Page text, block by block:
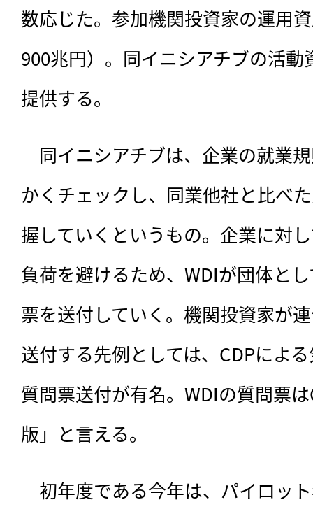
数応じた。参加機関投資家の運用
900兆円）。同イニシアチブの活
提供する。
同イニシアチブは、企業の就業
かくチェックし、同業他社と比べ
握していくというもの。企業に対
負荷を避けるため、WDIが団体と
票を送付していく。機関投資家が
送付する先例としては、CDPによ
質問票送付が有名。WDIの質問票
版」と言える。
初年度である今年は、パイロッ